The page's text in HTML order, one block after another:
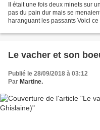
Il était une fois deux minets sur
pas du pain dur mais se
haranguant les passants Voici
Le vacher et son
Publié le 28/09/2018 à 03:12
Par Martine.